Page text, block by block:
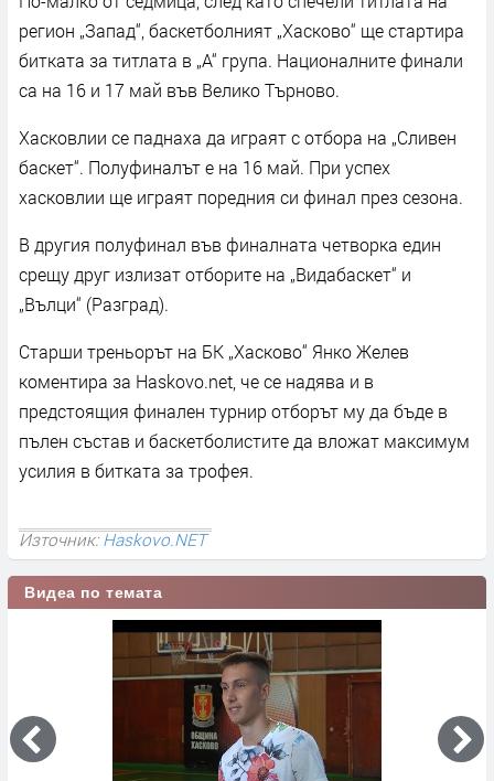
регион „Запад“, баскетболният „Хасково“ ще стартира
битката за титлата в „А“ група. Националните финали
са на 16 и 17 май във Велико Търново.
Хасковлии се паднаха да играят с отбора на „Сливен
баскет“. Полуфиналът е на 16 май. При успех
хасковлии ще играят поредния си финал през сезона.
В другия полуфинал във финалната четворка един
срещу друг излизат отборите на „Видабаскет“ и
„Вълци“ (Разград).
Старши треньорът на БК „Хасково“ Янко Желев
коментира за Haskovo.net, че се надява и в
предстоящия финален турнир отборът му да бъде в
пълен състав и баскетболистите да вложат максимум
усилия в битката за трофея.
Източник:Haskovo.NET
Видеа по темата